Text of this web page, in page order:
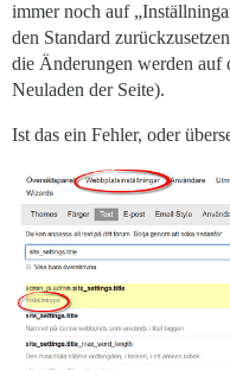
immer noch auf
den Standard
die Änderungen werden auf
Neuladen der Seite).
Ist das ein Fehler, oder